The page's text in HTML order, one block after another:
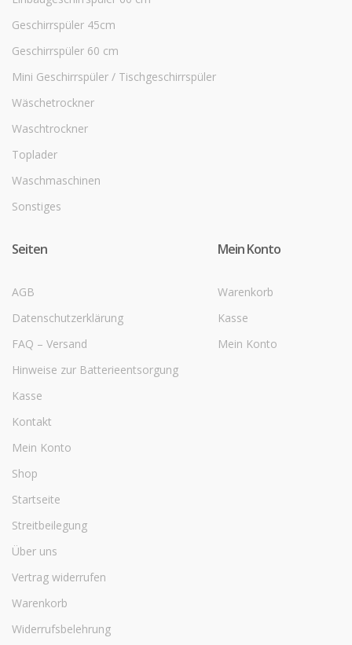
Geschirrspüler 45cm
Geschirrspüler 60 cm
Mini Geschirrspüler / Tischgeschirrspüler
Wäschetrockner
Waschtrockner
Toplader
Waschmaschinen
Sonstiges
Seiten
AGB
Datenschutzerklärung
FAQ – Versand
Hinweise zur Batterieentsorgung
Kasse
Kontakt
Mein Konto
Shop
Startseite
Streitbeilegung
Über uns
Vertrag widerrufen
Warenkorb
Widerrufsbelehrung
Mein Konto
Warenkorb
Kasse
Mein Konto